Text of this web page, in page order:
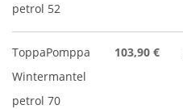
petrol 52
ToppaPomppa
Wintermantel
petrol 70
103,90 €